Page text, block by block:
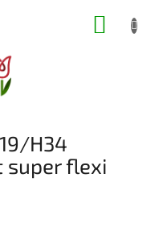
H34
super flexi